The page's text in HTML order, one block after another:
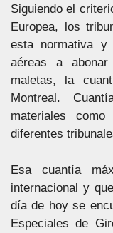
Siguiendo el
Europea, los
esta normativa y
aéreas a
maletas, la
Montreal.
materiales
diferentes
Esa cuantía
internacional y
día de hoy se
Especiales de